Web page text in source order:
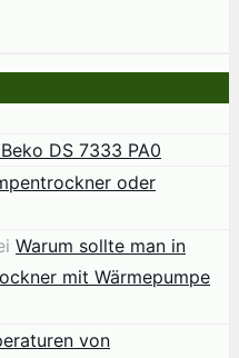
DS 7333 PA0
oder
Warum sollte man in
mit Wärmepumpe
von